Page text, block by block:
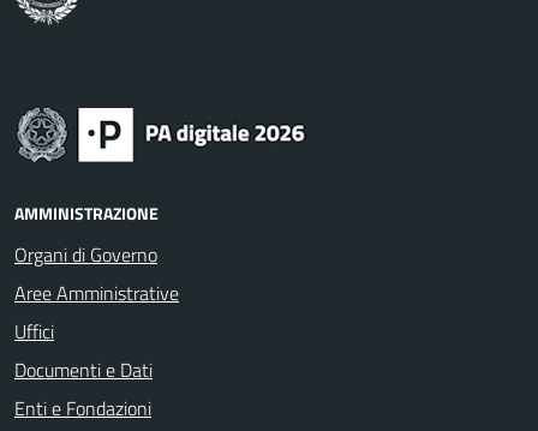
AMMINISTRAZIONE
Organi di Governo
Aree Amministrative
Uffici
Documenti e Dati
Enti e Fondazioni